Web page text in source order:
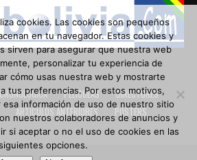
PELÍCULAS
DIRECTORES
ARTÍCULOS ANTERIORES POSTERS
cookies. Las cookies son pequeños
en tu navegador. Estas cookies y
sirven para asegurar que nuestra web
personalizar tu experiencia de
cómo usas nuestra web y mostrarte
tus preferencias. Por estos motivos,
esa información de uso de nuestro sitio
nuestros colaboradores de anuncios y
si aceptar o no el uso de cookies en las
opciones.